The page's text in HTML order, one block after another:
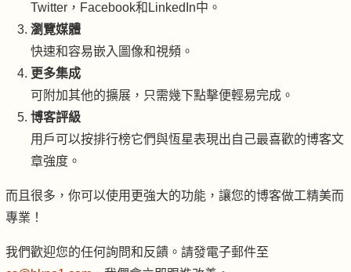
Twitter，Facebook和LinkedIn中。
瀏覽媒體
快速和容易嵌入圖像和視頻。
更多集成
可附加其他的擴展，只需幾下點擊便輕易完成。
博客評級
用戶可以按排行榜它們與恆星表現出自己最喜歡的博客文
章強度。
而且很多，你可以使用更強大的功能，讓您的博客做工精美而
專業！
我們歡迎您的任何詢問和反饋。請發電子郵件至